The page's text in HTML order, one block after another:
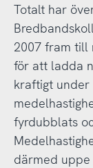
Totalt har
2007 fram till
för att ladda
kraftigt under
fyrdubblats
därmed uppe